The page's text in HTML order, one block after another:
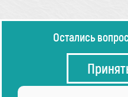
Остались